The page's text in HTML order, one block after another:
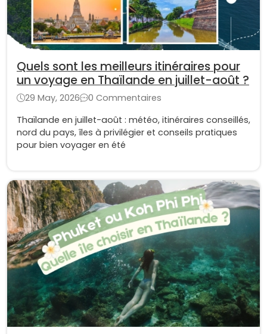
Quels sont les meilleurs itinéraires pour
un voyage en Thaïlande en juillet-août ?
29 May, 2026
0 Commentaires
Thaïlande en juillet-août : météo, itinéraires conseillés,
nord du pays, îles à privilégier et conseils pratiques
pour bien voyager en été